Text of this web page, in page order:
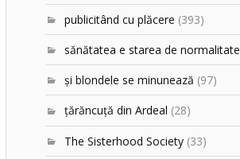
publicitând cu plăcere (393)
sănătatea e starea de normalitate
şi blondele se minunează (97)
ţărăncuţă din Ardeal (28)
The Sisterhood Society (33)